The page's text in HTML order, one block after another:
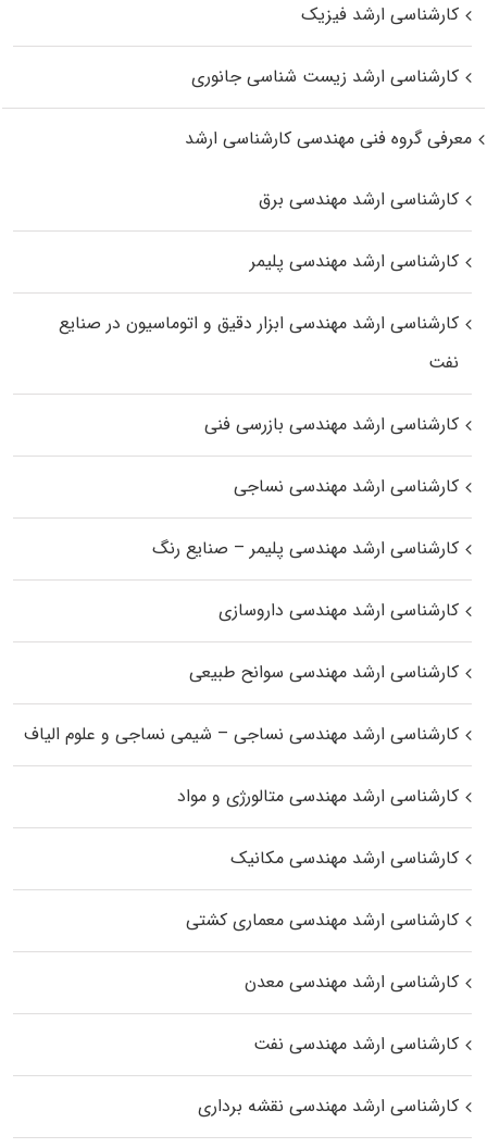
کارشناسی ارشد فیزیک
کارشناسی ارشد زیست‌ شناسی جانوری
معرفی گروه فنی مهندسی کارشناسی ارشد
کارشناسی ارشد مهندسی برق
کارشناسی ارشد مهندسی پلیمر
کارشناسی ارشد مهندسی ابزار دقیق و اتوماسیون در صنایع
نفت
کارشناسی ارشد مهندسی بازرسی فنی
کارشناسی ارشد مهندسی نساجی
کارشناسی ارشد مهندسی پلیمر – صنایع رنگ
کارشناسی ارشد مهندسی داروسازی
کارشناسی ارشد مهندسی سوانح طبیعی
کارشناسی ارشد مهندسی نساجی – شیمی نساجی و علوم الیاف
کارشناسی ارشد مهندسی متالورژی و مواد
کارشناسی ارشد مهندسی مکانیک
کارشناسی ارشد مهندسی معماری کشتی
کارشناسی ارشد مهندسی معدن
کارشناسی ارشد مهندسی نفت
کارشناسی ارشد مهندسی نقشه برداری